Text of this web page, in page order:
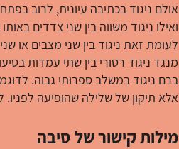
אולם ניגוד בכתיבה עיונית, לרוב
ואילו ניגוד משווה בין שני צדדים
לעומת זאת ניגוד בין שני מצבים או
מנגד ניגוד רטורי בין שתי עמדות
ברם ניגוד במשלב ספרותי גבוה.
אלא תיקון של שלילה שהופיעה
מילות קישור של סיבה